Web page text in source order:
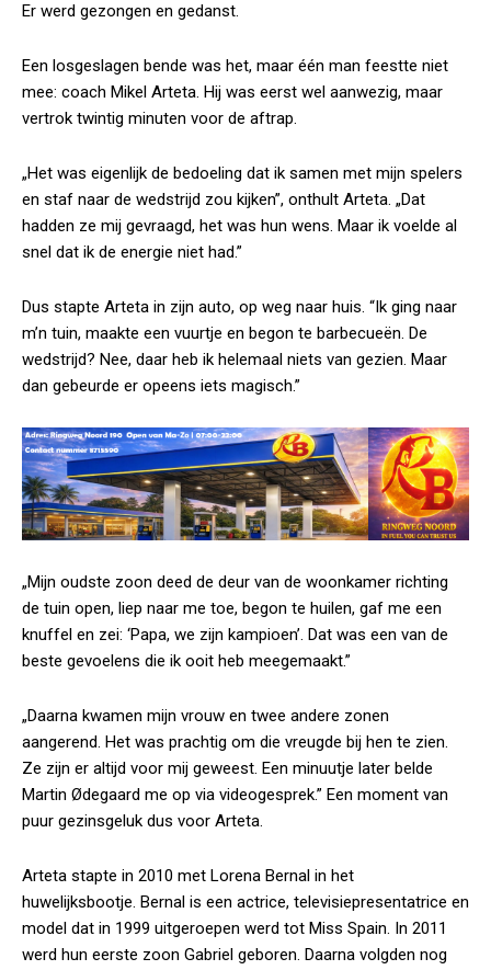
Er werd gezongen en gedanst.
Een losgeslagen bende was het, maar één man feestte niet
mee: coach Mikel Arteta. Hij was eerst wel aanwezig, maar
vertrok twintig minuten voor de aftrap.
„Het was eigenlijk de bedoeling dat ik samen met mijn spelers
en staf naar de wedstrijd zou kijken”, onthult Arteta. „Dat
hadden ze mij gevraagd, het was hun wens. Maar ik voelde al
snel dat ik de energie niet had.”
Dus stapte Arteta in zijn auto, op weg naar huis. “Ik ging naar
m’n tuin, maakte een vuurtje en begon te barbecueën. De
wedstrijd? Nee, daar heb ik helemaal niets van gezien. Maar
dan gebeurde er opeens iets magisch.”
„Mijn oudste zoon deed de deur van de woonkamer richting
de tuin open, liep naar me toe, begon te huilen, gaf me een
knuffel en zei: ‘Papa, we zijn kampioen’. Dat was een van de
beste gevoelens die ik ooit heb meegemaakt.”
„Daarna kwamen mijn vrouw en twee andere zonen
aangerend. Het was prachtig om die vreugde bij hen te zien.
Ze zijn er altijd voor mij geweest. Een minuutje later belde
Martin Ødegaard me op via videogesprek.” Een moment van
puur gezinsgeluk dus voor Arteta.
Arteta stapte in 2010 met Lorena Bernal in het
huwelijksbootje. Bernal is een actrice, televisiepresentatrice en
model dat in 1999 uitgeroepen werd tot Miss Spain. In 2011
werd hun eerste zoon Gabriel geboren. Daarna volgden nog